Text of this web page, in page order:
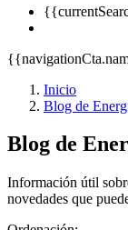
Inicio
Blog de
Blog de
Información útil
novedades que